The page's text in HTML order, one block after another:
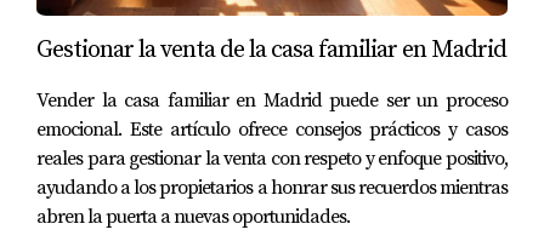
¿Qué es la Plusvalía Municipal?
incremento del valor de los terrenos urbanos cuando se
transmiten (por ejemplo, al vender una propiedad).
¿Cómo se calcula la Plusvalía Municipal?
Gestionar la venta de la casa familiar en Madrid
Vender la casa familiar en Madrid puede ser un proceso
emocional. Este artículo ofrece consejos prácticos y casos
reales para gestionar la venta con respeto y enfoque positivo,
ayudando a los propietarios a honrar sus recuerdos mientras
abren la puerta a nuevas oportunidades.